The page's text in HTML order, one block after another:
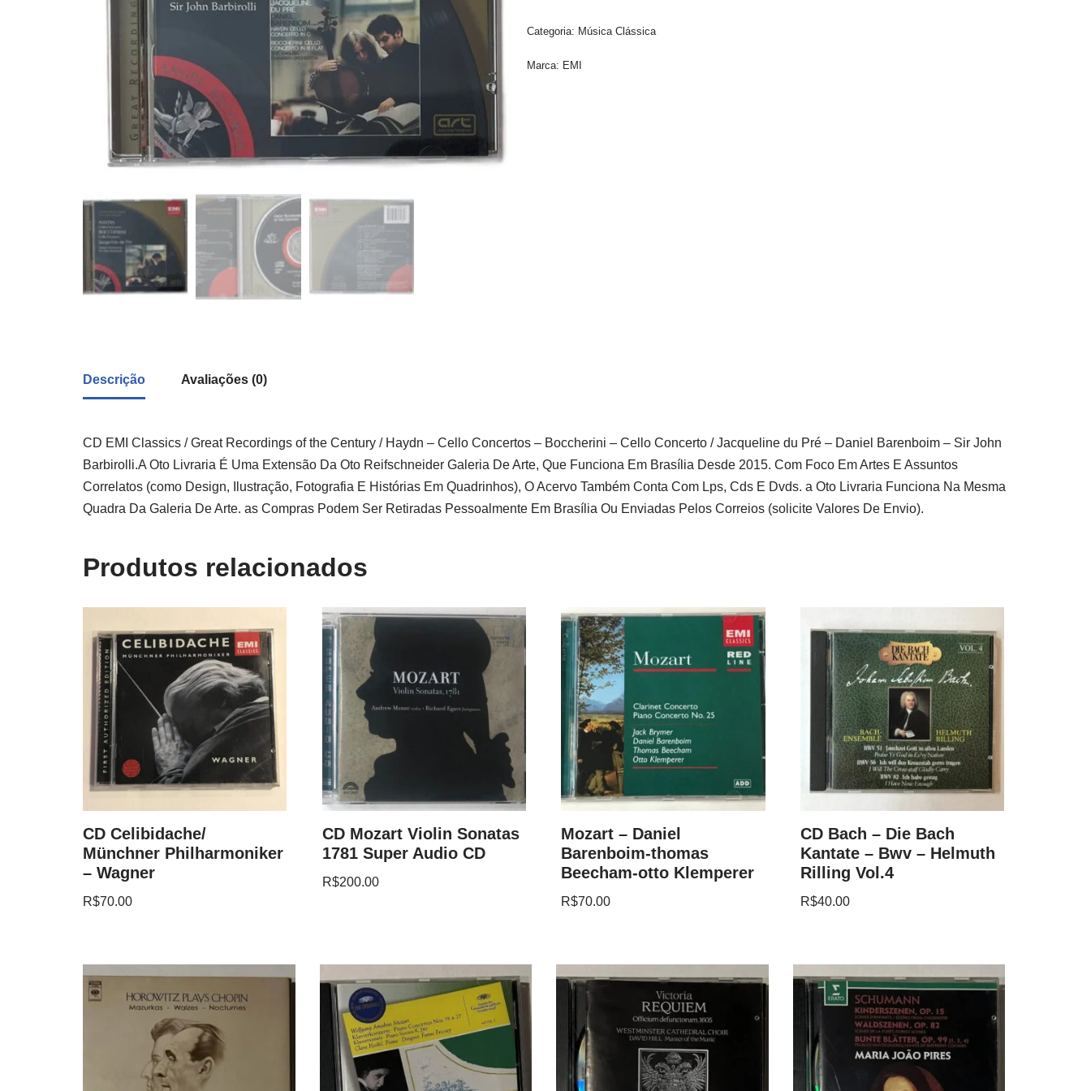
Categoria: Música Clássica
Marca: EMI
Descrição Avaliações (0)
CD EMI Classics / Great Recordings of the Century / Haydn – Cello Concertos – Boccherini – Cello Concerto / Jacqueline du Pré – Daniel Barenboim – Sir John
Barbirolli.A Oto Livraria É Uma Extensão Da Oto Reifschneider Galeria De Arte, Que Funciona Em Brasília Desde 2015. Com Foco Em Artes E Assuntos
Correlatos (como Design, Ilustração, Fotografia E Histórias Em Quadrinhos), O Acervo Também Conta Com Lps, Cds E Dvds. a Oto Livraria Funciona Na Mesma
Quadra Da Galeria De Arte. as Compras Podem Ser Retiradas Pessoalmente Em Brasília Ou Enviadas Pelos Correios (solicite Valores De Envio).
Produtos relacionados
CD Celibidache/
Münchner Philharmoniker
– Wagner
R$70.00
CD Mozart Violin Sonatas
1781 Super Audio CD
R$200.00
Mozart – Daniel
Barenboim-thomas
Beecham-otto Klemperer
R$70.00
CD Bach – Die Bach
Kantate – Bwv – Helmuth
Rilling Vol.4
R$40.00